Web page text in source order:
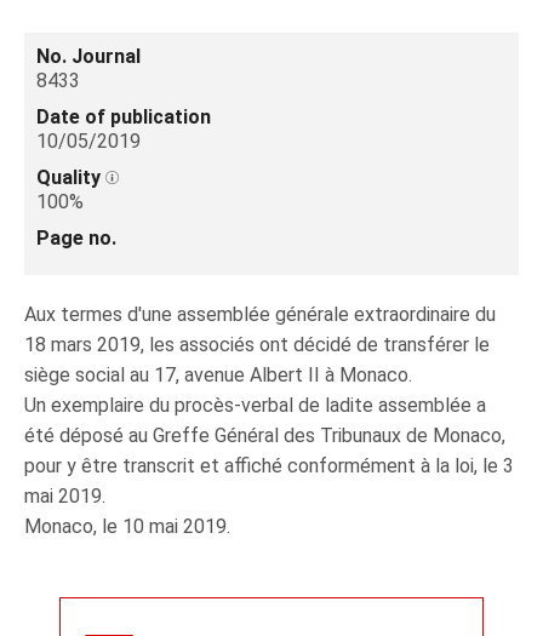
No. Journal
8433
Date of publication
10/05/2019
Quality
100%
Page no.
Aux termes d'une assemblée générale extraordinaire du
18 mars 2019, les associés ont décidé de transférer le
siège social au 17, avenue Albert II à Monaco.
Un exemplaire du procès-verbal de ladite assemblée a
été déposé au Greffe Général des Tribunaux de Monaco,
pour y être transcrit et affiché conformément à la loi, le 3
mai 2019.
Monaco, le 10 mai 2019.